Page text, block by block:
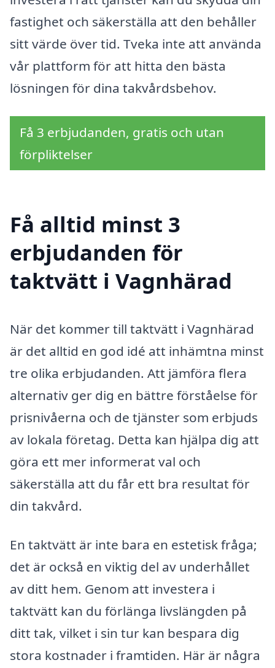
fastighet och säkerställa att den behåller
sitt värde över tid. Tveka inte att använda
vår plattform för att hitta den bästa
lösningen för dina takvårdsbehov.
Få 3 erbjudanden, gratis och utan
förpliktelser
Få alltid minst 3
erbjudanden för
taktvätt i Vagnhärad
När det kommer till taktvätt i Vagnhärad
är det alltid en god idé att inhämtna minst
tre olika erbjudanden. Att jämföra flera
alternativ ger dig en bättre förståelse för
prisnivåerna och de tjänster som erbjuds
av lokala företag. Detta kan hjälpa dig att
göra ett mer informerat val och
säkerställa att du får ett bra resultat för
din takvård.
En taktvätt är inte bara en estetisk fråga;
det är också en viktig del av underhållet
av ditt hem. Genom att investera i
taktvätt kan du förlänga livslängden på
ditt tak, vilket i sin tur kan bespara dig
stora kostnader i framtiden. Här är några